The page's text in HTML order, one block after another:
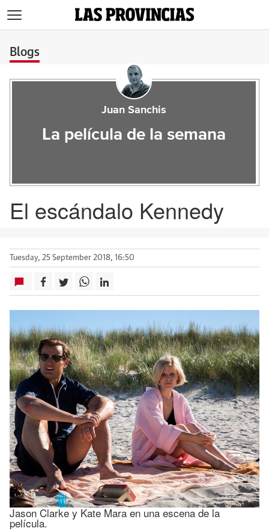
Blogs
Juan Sanchis
La película de la semana
El escándalo Kennedy
Tuesday, 25 September 2018, 16:50
Jason Clarke y Kate Mara en una escena de la
película.